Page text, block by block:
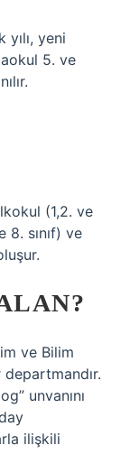
yeni
5. ve
(1,2. ve
8. sınıf) ve
ve Bilim
unvanını
ilişkili